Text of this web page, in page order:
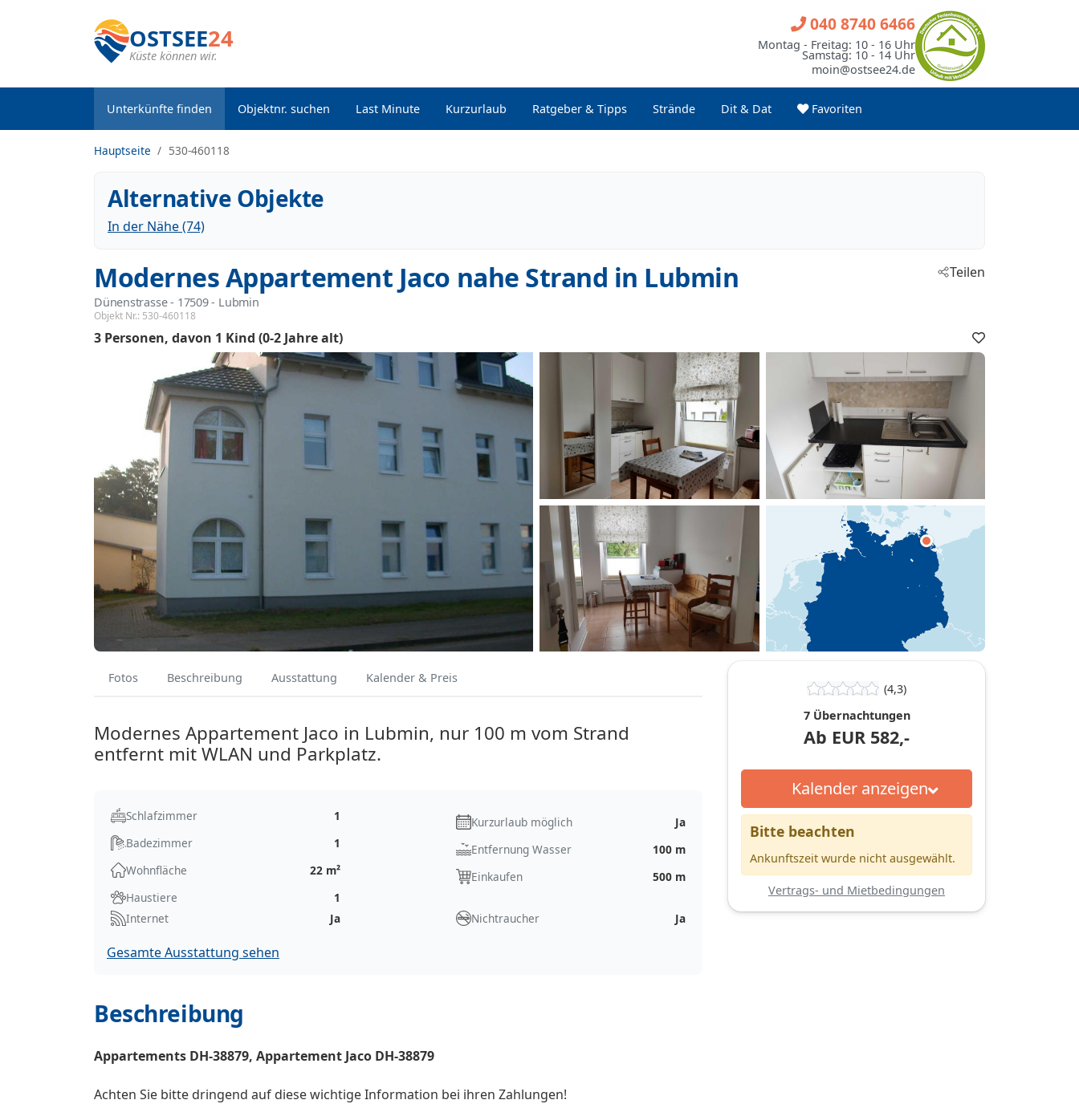
OSTSEE24
Küste können wir.
Unterkünfte finden Objektnr. suchen Last Minute Kurzurlaub Ratgeber & Tipps Strände Dit & Dat Favoriten
040 8740 6466
Montag - Freitag: 10 - 16 Uhr
Samstag: 10 - 14 Uhr
moin@ostsee24.de
Hauptseite 530-460118
Alternative Objekte
In der Nähe (74)
Modernes Appartement Jaco nahe Strand in Lubmin
Dünenstrasse - 17509 - Lubmin
Objekt Nr.: 530-460118
Teilen
3 Personen davon 1 Kind (0-2 Jahre alt)
Fotos Beschreibung Ausstattung Kalender & Preis
Modernes Appartement Jaco in Lubmin, nur 100 m vom Strand
entfernt mit WLAN und Parkplatz.
Schlafzimmer
1
Badezimmer
1
Wohnfläche
22 m²
Haustiere
1
Kurzurlaub möglich
Ja
Entfernung Wasser
100 m
Einkaufen
500 m
Internet Ja Nichtraucher Ja
Gesamte Ausstattung sehen
Beschreibung
Appartements DH-38879, Appartement Jaco DH-38879
Achten Sie bitte dringend auf diese wichtige Information bei ihren Zahlungen!
(4,3)
7 Übernachtungen
Ab EUR 582,-
Kalender anzeigen
Bitte beachten
Ankunftszeit wurde nicht ausgewählt.
Vertrags- und Mietbedingungen